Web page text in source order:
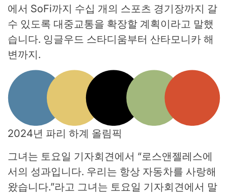
에서 SoFi까지 수십 개의 스포츠 경기장까지 갈
수 있도록 대중교통을 확장할 계획이라고 말했
습니다. 잉글우드 스타디움부터 산타모니카 해
변까지.
2024년 파리 하계 올림픽
그녀는 토요일 기자회견에서 “로스앤젤레스에
서의 성과입니다. 우리는 항상 자동차를 사랑해
왔습니다.”라고 그녀는 토요일 기자회견에서 말